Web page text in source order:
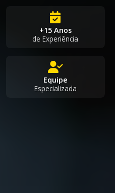
+15 Anos
de Experiência
Equipe
Especializada